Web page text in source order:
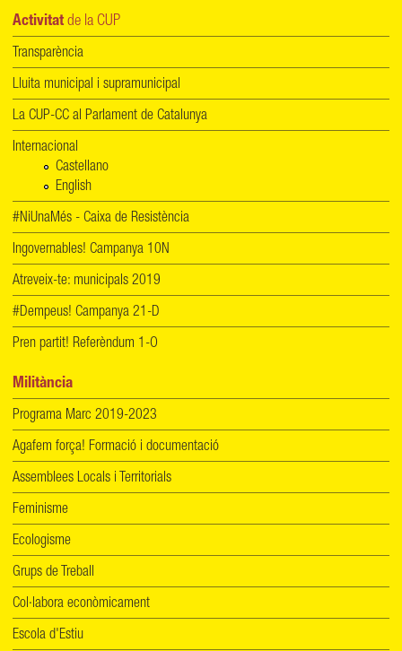
Activitat de la CUP
Transparència
Lluita municipal i supramunicipal
La CUP-CC al Parlament de Catalunya
Internacional
Castellano
English
#NiUnaMés - Caixa de Resistència
Ingovernables! Campanya 10N
Atreveix-te: municipals 2019
#Dempeus! Campanya 21-D
Pren partit! Referèndum 1-O
Militància
Programa Marc 2019-2023
Agafem força! Formació i documentació
Assemblees Locals i Territorials
Feminisme
Ecologisme
Grups de Treball
Col·labora econòmicament
Escola d'Estiu